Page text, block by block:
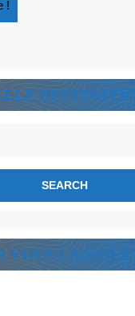
!
Découvre
VOUS LAISSIEZ